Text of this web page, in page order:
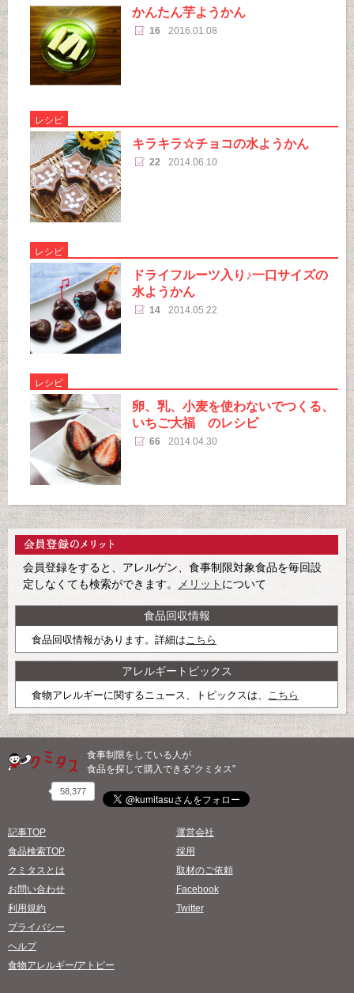
かんたん芋ようかん
16 2016.01.08
レシピ
キラキラ☆チョコの水ようかん
22 2014.06.10
レシピ
ドライフルーツ入り♪一口サイズの
水ようかん
14 2014.05.22
レシピ
卵、乳、小麦を使わないでつくる、
いちご大福 のレシピ
66 2014.04.30
会員登録をすると、アレルゲン、食事制限対象食品を毎回設
定しなくても検索ができます。
メリット について
食品回収情報
食品回収情報があります。詳細は こちら
アレルギートピックス
食物アレルギーに関するニュース、トピックスは、 こちら
食事制限をしている人が
食品を探して購入できる“クミタス”
58,377
記事TOP
食品検索TOP
クミタスとは
お問い合わせ
利用規約
プライバシー
ヘルプ
食物アレルギー/アトピー
運営会社
採用
取材のご依頼
Facebook
Twitter